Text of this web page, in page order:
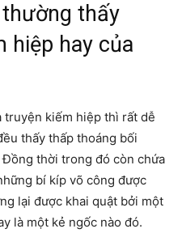
thấy
hiệp hay của
truyện kiếm hiệp thì rất dễ
thấy thấp thoáng bối
thời trong đó còn chứa
bí kíp võ công được
lại được khai quật bởi một
là một kẻ ngốc nào đó.